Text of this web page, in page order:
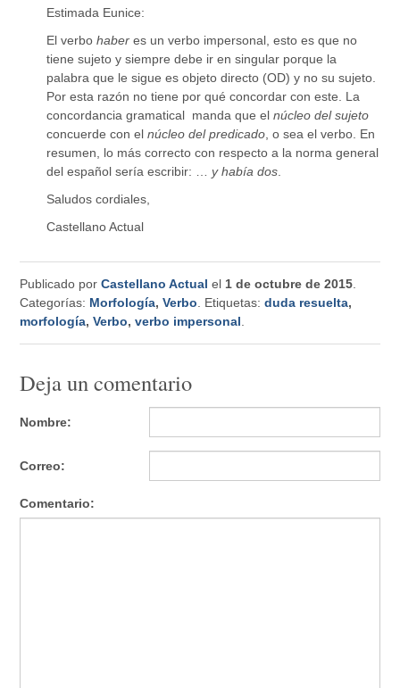
Estimada Eunice:
El verbohaber es un verbo impersonal, esto es que no
tiene sujeto y siempre debe ir en singular porque la
palabra que le sigue es objeto directo (OD) y no su sujeto.
Por esta razón no tiene por qué concordar con este. La
concordancia gramatical manda que elnúcleo del sujeto
concuerde con elnúcleo del predicado , o sea el verbo. En
resumen, lo más correcto con respecto a la norma general
del español sería escribir: … y había dos
Saludos cordiales,
Castellano Actual
Publicado porCastellano Actual el 1 de octubre de 2015
Categorías: Morfología,Verbo . Etiquetas:duda resuelta,
morfología,Verbo,verbo impersonal
Deja un comentario
Nombre:
Correo:
Comentario: